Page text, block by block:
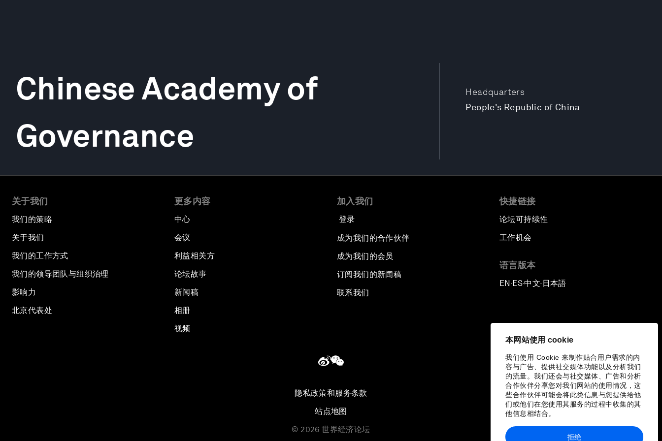
本网站使用 cookie
我们使用 Cookie 来制作贴合用户需求的内
容与广告、提供社交媒体功能以及分析我们
的流量。我们还会与社交媒体、广告和分析
合作伙伴分享您对我们网站的使用情况，这
些合作伙伴可能会将此类信息与您提供给他
们或他们在您使用其服务的过程中收集的其
他信息相结合。
拒绝
Headquarters
People's Republic of China
Chinese Academy of
Governance
关于我们
我们的策略
关于我们
我们的工作方式
我们的领导团队与组织治理
影响力
北京代表处
更多内容
中心
会议
利益相关方
论坛故事
新闻稿
相册
视频
加入我们
登录
成为我们的合作伙伴
成为我们的会员
订阅我们的新闻稿
联系我们
快捷链接
论坛可持续性
工作机会
语言版本
EN ▪ES▪中文▪ 日本語
隐私政策和服务条款
站点地图
© 2026 世界经济论坛